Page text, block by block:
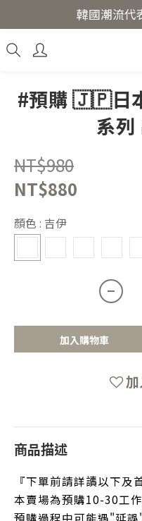
韓國爆紅
韓國潮流代
韓國爆紅
#預購 🇯🇵日
系列
NT$980
NT$880
顏色 : 吉伊
加入購物車
商品描述
『下單前請詳讀以下及
本賣場為預購10-30工
預購過程中可能遇"延